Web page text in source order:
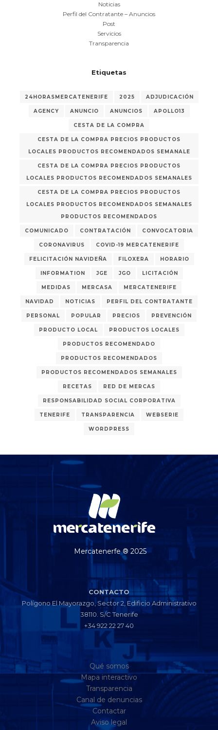
Noticias
Perfil del Contratante – Anuncios
Post
Servicios
Transparencia
Etiquetas
24HORASMERCATENERIFE 2025 ADJUDICACIÓN
AGENCY ANUNCIO ANUNCIOS APOLLO13
CESTA DE LA COMPRA
CESTA DE LA COMPRA PRECIOS PRODUCTOS
LOCALES PRODUCTOS RECOMENDADOS SEMANALE
CESTA DE LA COMPRA PRECIOS PRODUCTOS
LOCALES PRODUCTOS RECOMENDADOS SEMANALES
CESTA DE LA COMPRA PRECIOS PRODUCTOS
LOCALES PRODUCTOS RECOMENDADOS SEMANALES
PRODUCTOS RECOMENDADOS
COMUNICADO CONTRATACIÓN CONVOCATORIA
CORONAVIRUS COVID-19 MERCATENERIFE
FELICITACIÓN NAVIDEÑA FILOXERA HORARIO
INFORMATION JGE JGO LICITACIÓN
MEDIDAS MERCASA MERCATENERIFE
NAVIDAD NOTICIAS PERFIL DEL CONTRATANTE
PERSONAL POPULAR PRECIOS PREVENCIÓN
PRODUCTO LOCAL PRODUCTOS LOCALES
PRODUCTOS RECOMENDADO
PRODUCTOS RECOMENDADOS
PRODUCTOS RECOMENDADOS SEMANALES
RECETAS RED DE MERCAS
RESPONSABILIDAD SOCIAL CORPORATIVA
TENERIFE TRANSPARENCIA WEBSERIE
WORDPRESS
Mercatenerfe ® 2025
CONTACTO
Polígono El Mayorazgo, Sector 2, Edificio Administrativo
38110. S/C Tenerife
+34 922 22 27 40
Qué somos
Mapa interactivo
Transparencia
Canal de denuncias
Contactar
Aviso legal